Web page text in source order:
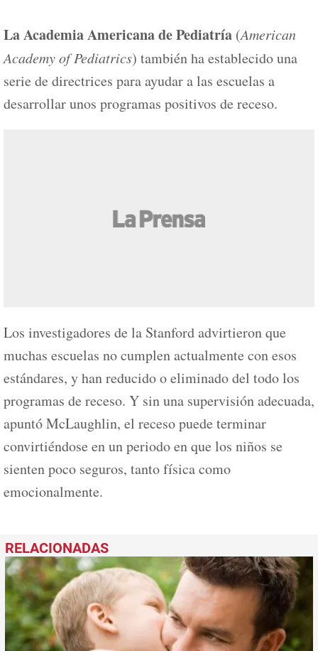
La Academia Americana de Pediatría (American
Academy of Pediatrics) también ha establecido una
serie de directrices para ayudar a las escuelas a
desarrollar unos programas positivos de receso.
Los investigadores de la Stanford advirtieron que
muchas escuelas no cumplen actualmente con esos
estándares, y han reducido o eliminado del todo los
programas de receso. Y sin una supervisión adecuada,
apuntó McLaughlin, el receso puede terminar
convirtiéndose en un periodo en que los niños se
sienten poco seguros, tanto física como
emocionalmente.